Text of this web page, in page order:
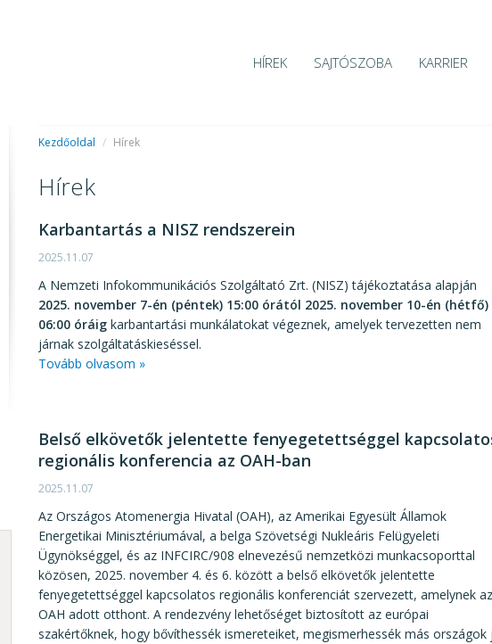
HÍREK SAJTÓSZOBA KARRIER
Kezdőoldal / Hírek
Hírek
Karbantartás a NISZ rendszerein
2025.11.07
A Nemzeti Infokommunikációs Szolgáltató Zrt. (NISZ) tájékoztatása alapján
2025. november 7-én (péntek) 15:00 órától 2025. november 10-én (hétfő)
06:00 óráig karbantartási munkálatokat végeznek, amelyek tervezetten nem
járnak szolgáltatáskieséssel.
Tovább olvasom »
Belső elkövetők jelentette fenyegetettséggel
regionális konferencia az OAH-ban
2025.11.07
Az Országos Atomenergia Hivatal (OAH), az Amerikai Egyesült Államok
Energetikai Minisztériumával, a belga Szövetségi Nukleáris Felügyeleti
Ügynökséggel, és az INFCIRC/908 elnevezésű nemzetközi munkacsoporttal
közösen, 2025. november 4. és 6. között a belső elkövetők jelentette
fenyegetettséggel kapcsolatos regionális konferenciát szervezett, amelynek az
OAH adott otthont. A rendezvény lehetőséget biztosított az európai
szakértőknek, hogy bővíthessék ismereteiket, megismerhessék más